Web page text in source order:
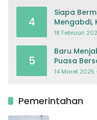
4
Siapa
Mengabdi,
Dapodik
18 Februari
5
Baru
Puasa
14 Maret 2025
Pemerintahan